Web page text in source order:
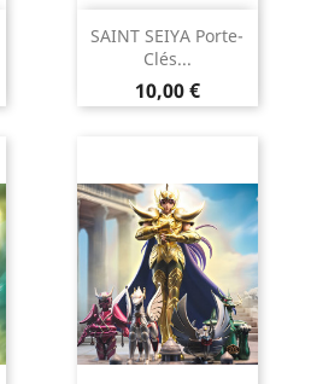
SAINT SEIYA Porte-
Clés...
Prix
10,00 €